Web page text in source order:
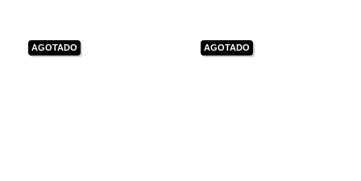
AGOTADO AGOTADO